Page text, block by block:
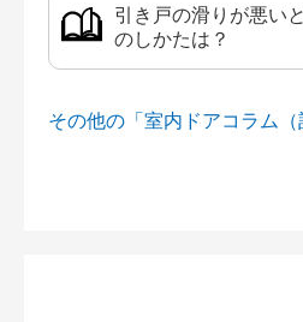
引き戸の滑りが悪い
のしかたは？
その他の「室内ドアコラム